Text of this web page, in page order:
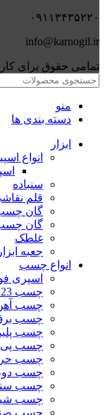
۰۹۱۱۳۴۳۵۲۲۰
info@karnogil.ir
تمامی حقوق برای
منو
دسته بندی ها
ابزار
انواع
سنباده
قلم
گان
گان
غلطک
جعبه
انواع چسب
اسپری
چسب 123
چسب
چسب
چسب
چسب
چسب
چسب
چسب
چسب